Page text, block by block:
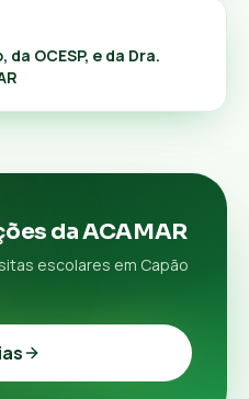
OCESP, e da Dra.
da ACAMAR
escolares em Capão